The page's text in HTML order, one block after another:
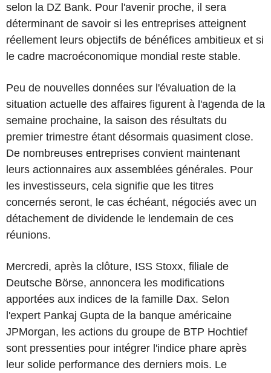
selon la DZ Bank. Pour l'avenir proche, il sera
déterminant de savoir si les entreprises atteignent
réellement leurs objectifs de bénéfices ambitieux et si
le cadre macroéconomique mondial reste stable.
Peu de nouvelles données sur l'évaluation de la
situation actuelle des affaires figurent à l'agenda de la
semaine prochaine, la saison des résultats du
premier trimestre étant désormais quasiment close.
De nombreuses entreprises convient maintenant
leurs actionnaires aux assemblées générales. Pour
les investisseurs, cela signifie que les titres
concernés seront, le cas échéant, négociés avec un
détachement de dividende le lendemain de ces
réunions.
Mercredi, après la clôture, ISS Stoxx, filiale de
Deutsche Börse, annoncera les modifications
apportées aux indices de la famille Dax. Selon
l'expert Pankaj Gupta de la banque américaine
JPMorgan, les actions du groupe de BTP Hochtief
sont pressenties pour intégrer l'indice phare après
leur solide performance des derniers mois. Le